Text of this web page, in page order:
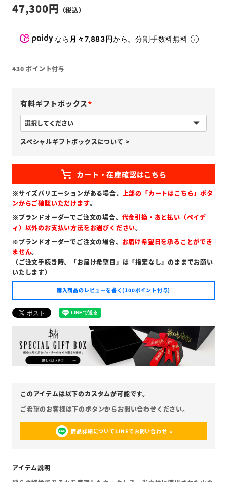
47,300
なら 月々7,883円から。分割手数料無料
430 ポイント付与
有料ギフトボックス
必
須
)
スペシャルギフトボックスについて >
※サイズバリエーションがある場合、 上部の「カートはこちら」ボタ
ンからご確認いただけます。
※ブランドオーダーでご注文の場合、 代金引換・あと払い（ペイデ
ィ）以外のお支払い方法をお選びください。
※ブランドオーダーでご注文の場合、 お届け希望日を承ることができ
ません。
（ご注文手続き時、「お届け希望日」は「指定なし」のままでお願い
いたします）
購入商品のレビューを書く(100ポイント付与)
商品詳細についてLINEでお問い合わせ